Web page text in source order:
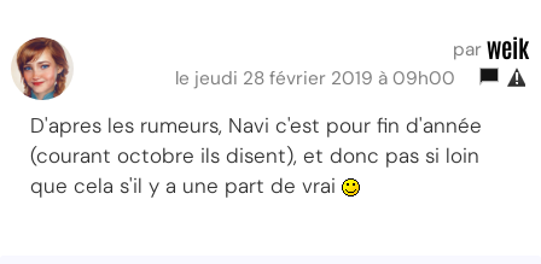
par weik
le jeudi 28 février 2019 à 09h00
D'apres les rumeurs, Navi c'est pour fin d'année
(courant octobre ils disent), et donc pas si loin
que cela s'il y a une part de vrai